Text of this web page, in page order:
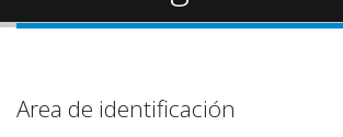
Area de identificación